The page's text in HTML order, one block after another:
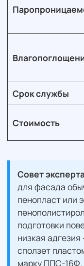
Срок службы
Стоимость
Совет
для фасада
пенопласт или
подготовки
низкая
сползет
марку ППС-16Ф.